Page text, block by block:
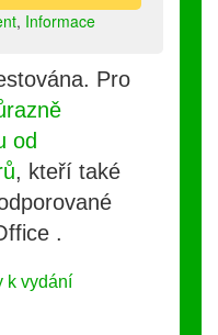
, Informace
Pro
od
, kteří také
.
k vydání